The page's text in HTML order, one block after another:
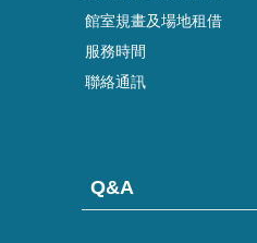
館室規畫及場地租借
服務時間
聯絡通訊
Q&A